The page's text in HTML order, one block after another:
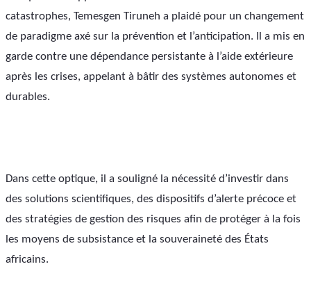
catastrophes, Temesgen Tiruneh a plaidé pour un changement
de paradigme axé sur la prévention et l’anticipation. Il a mis en
garde contre une dépendance persistante à l’aide extérieure
après les crises, appelant à bâtir des systèmes autonomes et
durables.
Dans cette optique, il a souligné la nécessité d’investir dans
des solutions scientifiques, des dispositifs d’alerte précoce et
des stratégies de gestion des risques afin de protéger à la fois
les moyens de subsistance et la souveraineté des États
africains.